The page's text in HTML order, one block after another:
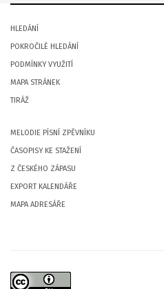
HLEDÁNÍ
POKROČILÉ HLEDÁNÍ
PODMÍNKY VYUŽITÍ
MAPA STRÁNEK
TIRÁŽ
MELODIE PÍSNÍ ZPĚVNÍKU
ČASOPISY KE STAŽENÍ
Z ČESKÉHO ZÁPASU
EXPORT KALENDÁŘE
MAPA ADRESÁŘE